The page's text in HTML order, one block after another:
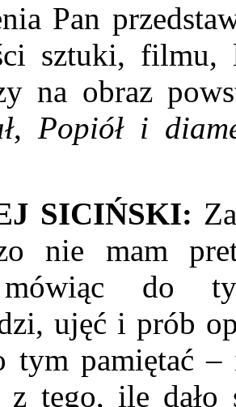
Pan
sztuki, filmu,
na obraz
, Popiół i
SICIŃSKI:
nie mam
do
ujęć i prób
tym pamiętać –
z tego, ile